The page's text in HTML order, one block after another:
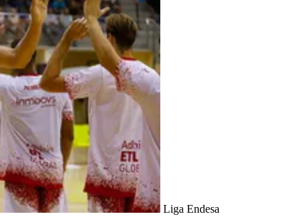
Liga Endesa